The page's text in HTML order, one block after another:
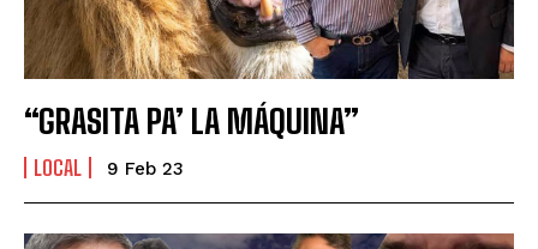
“GRASITA PA’ LA MÁQUINA”
LOCAL 9 Feb 23